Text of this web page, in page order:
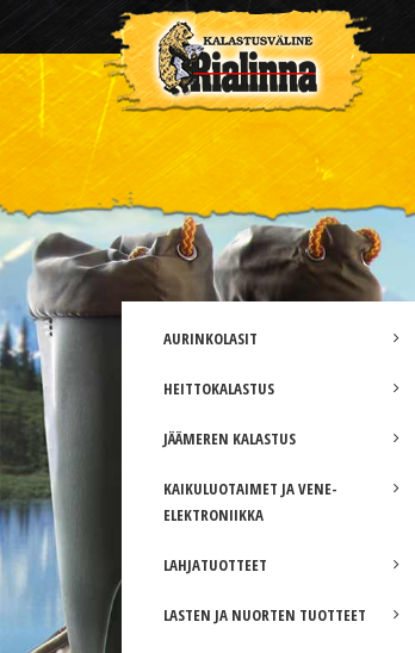
AURINKOLASIT
HEITTOKALASTUS
JÄÄMEREN KALASTUS
KAIKULUOTAIMET JA VENE-
ELEKTRONIIKKA
LAHJATUOTTEET
LASTEN JA NUORTEN TUOTTEET